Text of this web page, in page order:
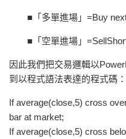
■「多單進場」=Buy next
■「空單進場」=SellShort
因此我們把交易邏輯以
到以程式語法表達的程式碼：
If average(close,5) cross
bar at market;
If average(close,5) cross